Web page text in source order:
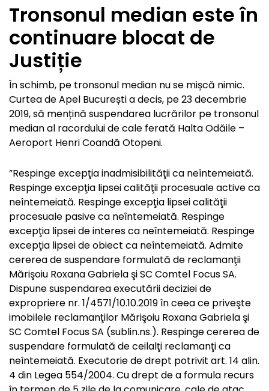
Tronsonul median este în
continuare blocat de
Justiție
În schimb, pe tronsonul median nu se mișcă nimic.
Curtea de Apel București a decis, pe 23 decembrie
2019, să mențină suspendarea lucrărilor pe tronsonul
median al racordului de cale ferată Halta Odăile –
Aeroport Henri Coandă Otopeni.
”Respinge excepţia inadmisibilităţii ca neîntemeiată.
Respinge excepţia lipsei calităţii procesuale active ca
neîntemeiată. Respinge excepţia lipsei calităţii
procesuale pasive ca neîntemeiată. Respinge
excepţia lipsei de interes ca neîntemeiată. Respinge
excepţia lipsei de obiect ca neîntemeiată. Admite
cererea de suspendare formulată de reclamanţii
Mărişoiu Roxana Gabriela şi SC Comtel Focus SA.
Dispune suspendarea executării deciziei de
expropriere nr. 1/4571/10.10.2019 în ceea ce priveşte
imobilele reclamanţilor Mărişoiu Roxana Gabriela şi
SC Comtel Focus SA (sublin.ns.). Respinge cererea de
suspendare formulată de ceilalţi reclamanţi ca
neîntemeiată. Executorie de drept potrivit art. 14 alin.
4 din Legea 554/2004. Cu drept de a formula recurs